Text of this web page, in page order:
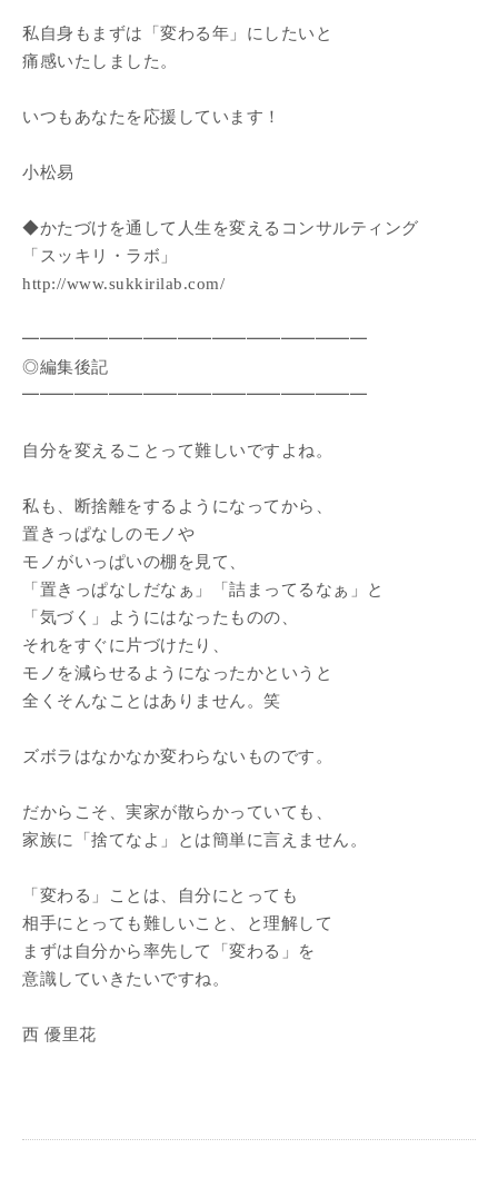
私自身もまずは「変わる年」にしたいと
痛感いたしました。
いつもあなたを応援しています！
小松易
◆かたづけを通して人生を変えるコンサルティング
「スッキリ・ラボ」
http://www.sukkirilab.com/
━━━━━━━━━━━━━━━━━━━━
◎編集後記
━━━━━━━━━━━━━━━━━━━━
自分を変えることって難しいですよね。
私も、断捨離をするようになってから、
置きっぱなしのモノや
モノがいっぱいの棚を見て、
「置きっぱなしだなぁ」「詰まってるなぁ」と
「気づく」ようにはなったものの、
それをすぐに片づけたり、
モノを減らせるようになったかというと
全くそんなことはありません。笑
ズボラはなかなか変わらないものです。
だからこそ、実家が散らかっていても、
家族に「捨てなよ」とは簡単に言えません。
「変わる」ことは、自分にとっても
相手にとっても難しいこと、と理解して
まずは自分から率先して「変わる」を
意識していきたいですね。
西 優里花